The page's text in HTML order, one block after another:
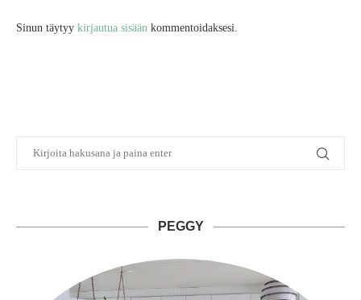
Sinun täytyy kirjautua sisään kommentoidaksesi.
PEGGY